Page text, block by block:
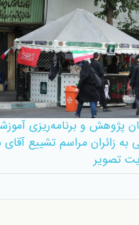
پژوهش و برنامه‌‌ریزی
زائران مراسم تشییع
تصویر